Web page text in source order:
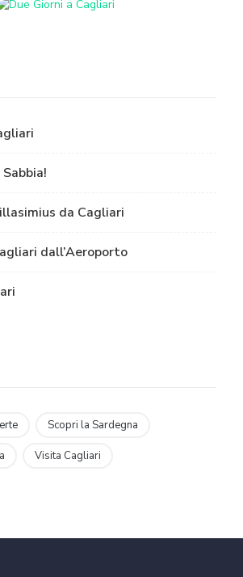
da Cagliari
dall’Aeroporto
Scopri la Sardegna
Visita Cagliari